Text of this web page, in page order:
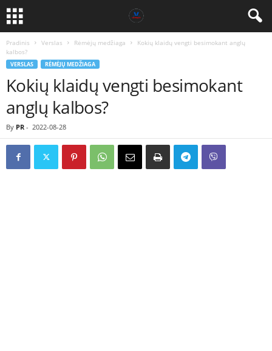
Pradinis Verslas Rėmėjų medžiaga
Kokių klaidų vengti besimokant anglų
kalbos?
VERSLAS RĖMĖJŲ MEDŽIAGA
Kokių klaidų vengti besimokant
anglų kalbos?
By PR - 2022-08-28